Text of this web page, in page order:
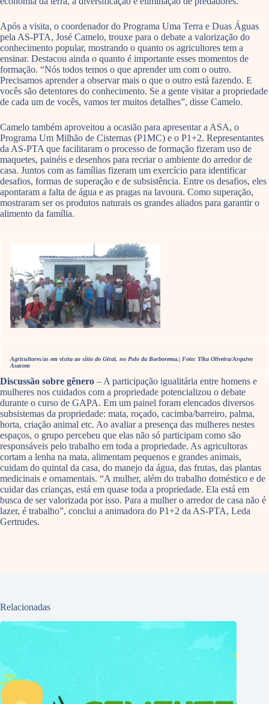
Após a visita, o coordenador do Programa Uma Terra e Duas Águas
pela AS-PTA, José Camelo, trouxe para o debate a valorização do
conhecimento popular, mostrando o quanto os agricultores tem a
ensinar. Destacou ainda o quanto é importante esses momentos de
formação. “Nós todos temos o que aprender um com o outro.
Precisamos aprender a observar mais o que o outro está fazendo. E
vocês são detentores do conhecimento. Se a gente visitar a propriedade
de cada um de vocês, vamos ter muitos detalhes”, disse Camelo.
Camelo também aproveitou a ocasião para apresentar a ASA, o
Programa Um Milhão de Cisternas (P1MC) e o P1+2. Representantes
da AS-PTA que facilitaram o processo de formação fizeram uso de
maquetes, painéis e desenhos para recriar o ambiente do arredor de
casa. Juntos com as famílias fizeram um exercício para identificar
desafios, formas de superação e de subsistência. Entre os desafios, eles
apontaram a falta de água e as pragas na lavoura. Como superação,
mostraram ser os produtos naturais os grandes aliados para garantir o
alimento da família.
Agricultores/as em visita ao sítio do Giral, no Polo da Borborema.| Foto: Ylka Oliveira/Arquivo
Asacom
Discussão sobre gênero – A participação igualitária entre homens e
mulheres nos cuidados com a propriedade potencializou o debate
durante o curso de GAPA. Em um painel foram elencados diversos
subsistemas da propriedade: mata, roçado, cacimba/barreiro, palma,
horta, criação animal etc. Ao avaliar a presença das mulheres nestes
espaços, o grupo percebeu que elas não só participam como são
responsáveis pelo trabalho em toda a propriedade. As agricultoras
cortam a lenha na mata, alimentam pequenos e grandes animais,
cuidam do quintal da casa, do manejo da água, das frutas, das plantas
medicinais e ornamentais. “A mulher, além do trabalho doméstico e de
cuidar das crianças, está em quase toda a propriedade. Ela está em
busca de ser valorizada por isso. Para a mulher o arredor de casa não é
lazer, é trabalho”, conclui a animadora do P1+2 da AS-PTA, Leda
Gertrudes.
Relacionadas